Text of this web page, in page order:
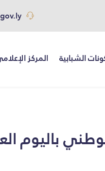
الشبابية المركز
باليوم